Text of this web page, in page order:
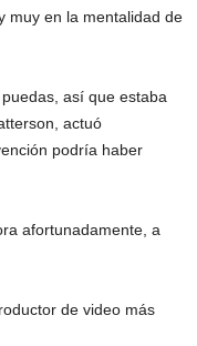
muy en la mentalidad de
así que estaba
actuó
podría haber
afortunadamente, a
de video más